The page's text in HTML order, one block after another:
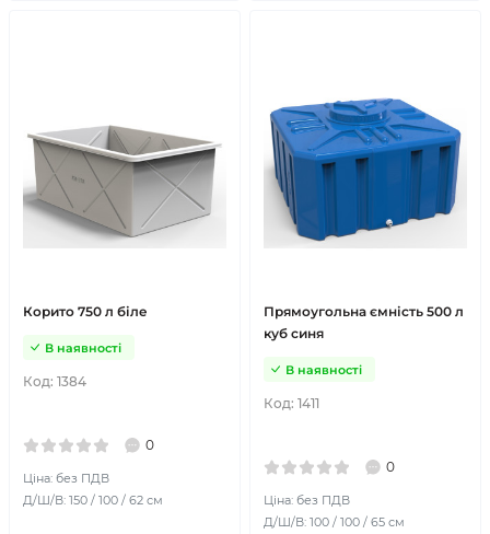
Корито 750 л біле
Код: 1384
В наявності
0
Ціна: без ПДВ
Д/Ш/В: 150 / 100 / 62 см
Прямоугольна ємність 500 л
куб синя
Код: 1411
В наявності
0
Ціна: без ПДВ
Д/Ш/В: 100 / 100 / 65 см